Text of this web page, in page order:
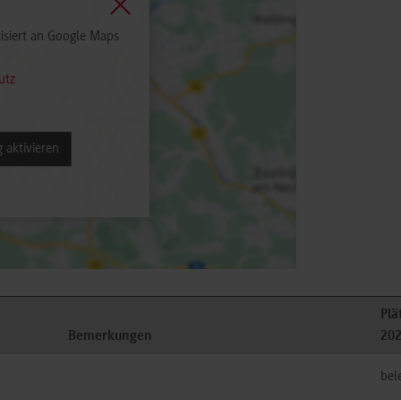
an Google Maps
aktivieren
Bemerkungen